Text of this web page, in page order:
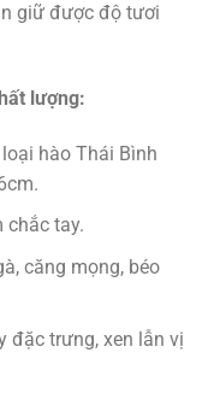
giữ được độ tươi
lượng:
hào Thái Bình
chắc tay.
căng mọng, béo
đặc trưng, xen lẫn vị